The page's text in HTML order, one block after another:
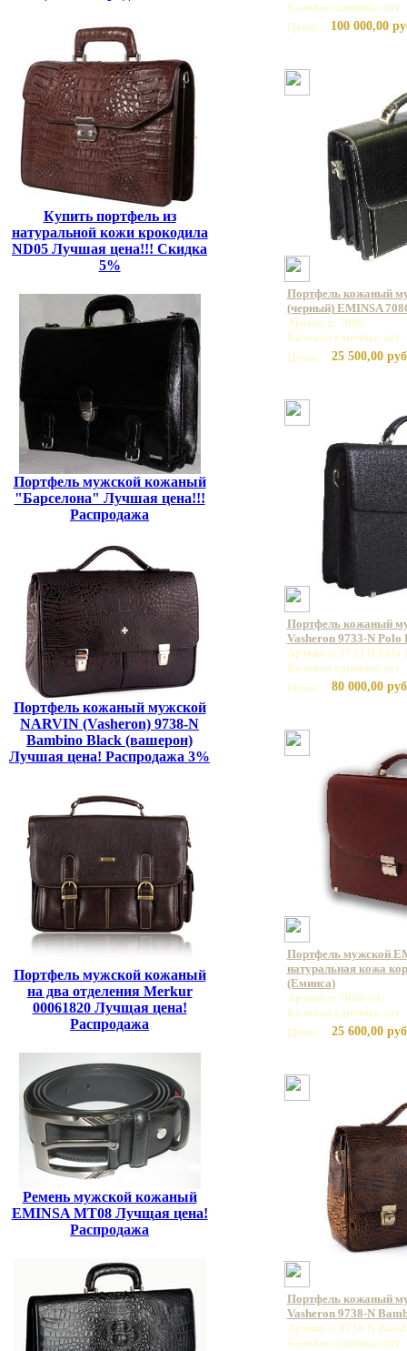
Купить портфель из
натуральной кожи крокодила
ND05 Лучшая цена!!! Скидка
5%
Портфель мужской кожаный
"Барселона" Лучшая цена!!!
Распродажа
Портфель кожаный мужской
NARVIN (Vasheron) 9738-N
Bambino Black (вашерон)
Лучшая цена! Распродажа 3%
Портфель мужской кожаный
на два отделения Merkur
00061820 Лучщая цена!
Распродажа
Ремень мужской кожаный
EMINSA MT08 Лучщая цена!
Распродажа
Базовая единица: шт
Цена:
100 000,00
Портфель кожаный
(черный) EMINSA
Артикул: 7086
Базовая единица: шт
Цена:
25 500,00
Портфель кожаный
Vasheron 9733-N
Артикул: 9733 N Polo
Базовая единица: шт
Цена:
80 000,00
Портфель мужской
натуральная кожа
(Еминса)
Артикул: 7068-04
Базовая единица: шт
Цена:
25 600,00
Портфель кожаный
Vasheron 9738-N
Артикул: 9738 N
Базовая единица: шт